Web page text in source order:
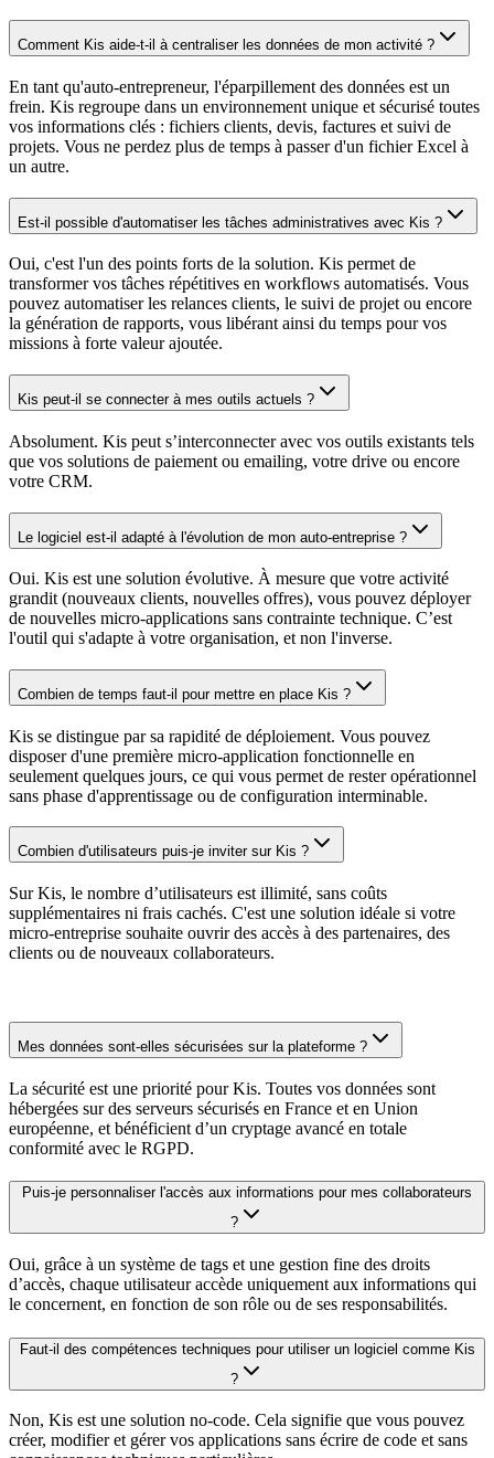
Comment Kis aide-t-il à centraliser les données de mon activité ?
En tant qu'auto-entrepreneur, l'éparpillement des données est un
frein. Kis regroupe dans un environnement unique et sécurisé toutes
vos informations clés : fichiers clients, devis, factures et suivi de
projets. Vous ne perdez plus de temps à passer d'un fichier Excel à
un autre.
Est-il possible d'automatiser les tâches administratives avec Kis ?
Oui, c'est l'un des points forts de la solution. Kis permet de
transformer vos tâches répétitives en workflows automatisés. Vous
pouvez automatiser les relances clients, le suivi de projet ou encore
la génération de rapports, vous libérant ainsi du temps pour vos
missions à forte valeur ajoutée.
Kis peut-il se connecter à mes outils actuels ?
Absolument. Kis peut s’interconnecter avec vos outils existants tels
que vos solutions de paiement ou emailing, votre drive ou encore
votre CRM.
Le logiciel est-il adapté à l'évolution de mon auto-entreprise ?
Oui. Kis est une solution évolutive. À mesure que votre activité
grandit (nouveaux clients, nouvelles offres), vous pouvez déployer
de nouvelles micro-applications sans contrainte technique. C’est
l'outil qui s'adapte à votre organisation, et non l'inverse.
Combien de temps faut-il pour mettre en place Kis ?
Kis se distingue par sa rapidité de déploiement. Vous pouvez
disposer d'une première micro-application fonctionnelle en
seulement quelques jours, ce qui vous permet de rester opérationnel
sans phase d'apprentissage ou de configuration interminable.
Combien d'utilisateurs puis-je inviter sur Kis ?
Sur Kis, le nombre d’utilisateurs est illimité, sans coûts
supplémentaires ni frais cachés. C'est une solution idéale si votre
micro-entreprise souhaite ouvrir des accès à des partenaires, des
clients ou de nouveaux collaborateurs.
Mes données sont-elles sécurisées sur la plateforme ?
La sécurité est une priorité pour Kis. Toutes vos données sont
hébergées sur des serveurs sécurisés en France et en Union
européenne, et bénéficient d’un cryptage avancé en totale
conformité avec le RGPD.
Puis-je personnaliser l'accès aux informations pour mes collaborateurs
?
Oui, grâce à un système de tags et une gestion fine des droits
d’accès, chaque utilisateur accède uniquement aux informations qui
le concernent, en fonction de son rôle ou de ses responsabilités.
Faut-il des compétences techniques pour utiliser un logiciel comme Kis
?
Non, Kis est une solution no-code. Cela signifie que vous pouvez
créer, modifier et gérer vos applications sans écrire de code et sans